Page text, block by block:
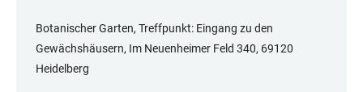
Botanischer Garten, Treffpunkt: Eingang zu den
Gewächshäusern, Im Neuenheimer Feld 340, 69120
Heidelberg